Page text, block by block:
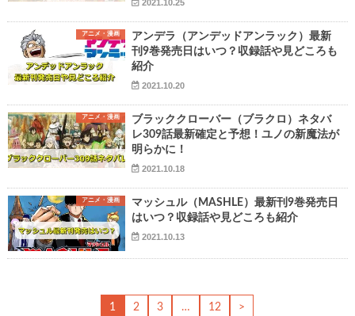
2021.10.25
アニメ・漫画
アンデラ（アンデッドアンラック）最新
刊9巻発売日はいつ？収録話や見どころも
紹介
2021.10.20
アニメ・漫画
ブラッククローバー（ブラクロ）ネタバ
レ309話最新確定と予想！ユノの新魔法が
明らかに！
2021.10.18
アニメ・漫画
マッシュル（MASHLE）最新刊9巻発売日
はいつ？収録話や見どころも紹介
2021.10.13
1 2 3 … 12 >